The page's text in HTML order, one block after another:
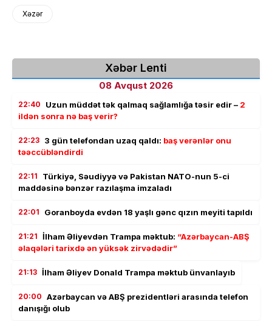
Xəzər
Xəbər Lenti
08 Avqust 2026
22:40 Uzun müddət tək qalmaq sağlamlığa təsir edir – 2
ildən sonra nə baş verir?
22:23 3 gün telefondan uzaq qaldı: baş verənlər onu
təəccübləndirdi
22:11
Türkiyə, Səudiyyə və Pakistan NATO-nun 5-ci
maddəsinə bənzər razılaşma imzaladı
22:01 Goranboyda evdən 18 yaşlı gənc qızın meyiti tapıldı
21:21 İlham Əliyevdən Trampa məktub: “Azərbaycan-ABŞ
əlaqələri tarixdə ən yüksək zirvədədir”
21:13 İlham Əliyev Donald Trampa məktub ünvanlayıb
20:00 Azərbaycan və ABŞ prezidentləri arasında telefon
danışığı olub